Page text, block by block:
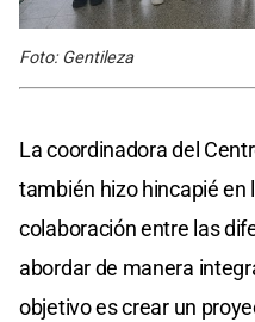
Foto: Gentileza
La coordinadora del
también hizo hincapié en
colaboración entre las
abordar de manera
objetivo es crear un